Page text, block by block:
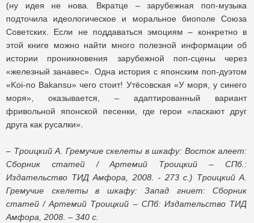
(ну идея не нова. Вкратце – зарубежная поп-музыка
подточила идеологическое и моральное биополе Союза
Советских. Если не поддаваться эмоциям – конкретно в
этой книге можно найти много полезной информации об
истории проникновения зарубежной поп-сцены через
«железный занавес». Одна история с японским поп-дуэтом
«Koi-no Bakansu» чего стоит! Утёсовская «У моря, у синего
моря», оказывается, – адаптированный вариант
фривольной японской песенки, где герои «ласкают друг
друга как русалки».
– Троицкий А. Гремучие скелеты в шкафу: Восток алеет:
Сборник статей / Артемий Троицкий – СПб.:
Издательство ТИД Амфора, 2008. - 273 с.) Троицкий А.
Гремучие скелеты в шкафу: Запад гниет: Сборник
статей / Артемий Троицкий – СПб: Издательство ТИД
Амфора, 2008. – 340 с.